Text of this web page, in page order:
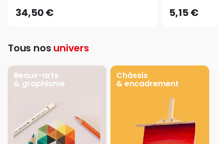
34,50 € 5,15 €
Tous nos univers
Beaux-arts
& graphisme
Châssis
& encadrement